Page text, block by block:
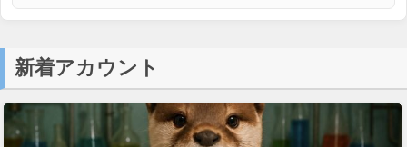
新着アカウント